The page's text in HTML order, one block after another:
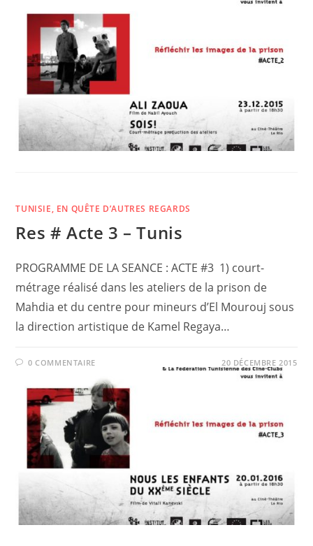
TUNISIE, EN QUÊTE D’AUTRES REGARDS
Res # Acte 3 – Tunis
PROGRAMME DE LA SEANCE : ACTE #3 1) court-
métrage réalisé dans les ateliers de la prison de
Mahdia et du centre pour mineurs d’El Mourouj sous
la direction artistique de Kamel Regaya…
0 COMMENTAIRE 20 DÉCEMBRE 2015